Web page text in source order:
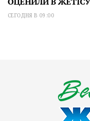
СЕГОДНЯ В 09:00